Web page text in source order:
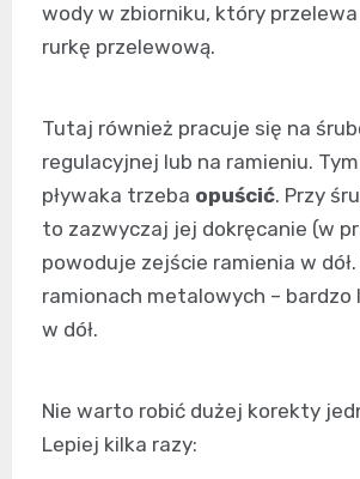
wody w zbiorniku, który
rurkę przelewową.
Tutaj również pracuje się na
regulacyjnej lub na ramieniu.
pływaka trzeba opuścić. Przy
to zazwyczaj jej dokręcanie (w
powoduje zejście ramienia w
ramionach metalowych – bardzo
w dół.
Nie warto robić dużej korekty
Lepiej kilka razy: